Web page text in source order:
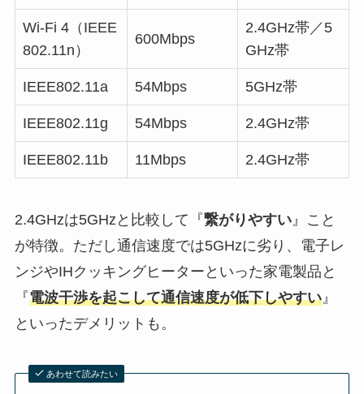
Wi-Fi 4（IEEE
802.11n）
600Mbps
2.4GHz帯／5
GHz帯
IEEE802.11a 54Mbps 5GHz帯
IEEE802.11g 54Mbps 2.4GHz帯
IEEE802.11b 11Mbps 2.4GHz帯
2.4GHzは5GHzと比較して『繋がりやすい』こと
が特徴。ただし通信速度では5GHzに劣り、電子レ
ンジやIHクッキングヒーターといった家電製品と
『電波干渉を起こして通信速度が低下しやすい』
といったデメリットも。
あわせて読みたい